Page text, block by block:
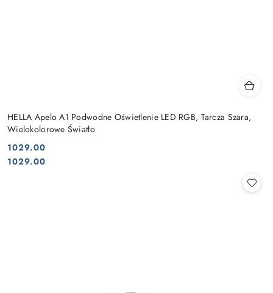
HELLA Apelo A1 Podwodne Oświetlenie LED RGB, Tarcza Szara,
Wielokolorowe Światło
Cena:
1029.00
Cena:
1029.00